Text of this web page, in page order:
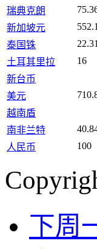
瑞典克朗
新加坡元
泰国铢
22.31
土耳其里拉
16
新台币
美元
越南盾
南非兰特
人民币
100
下周